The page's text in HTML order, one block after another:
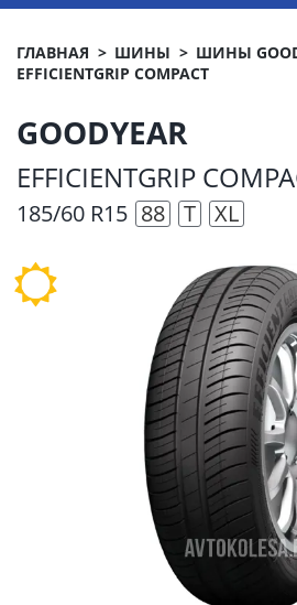
ГЛАВНАЯ ШИНЫ
ШИНЫ
EFFICIENTGRIP COMPACT
GOODYEAR
EFFICIENTGRIP
185/60 R15 88 T XL